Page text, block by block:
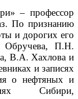
– профессор
По признанию
и дорогих его
П.Н.
В.А. Хахлова и
и записях
о нефтяных и
Сибири,